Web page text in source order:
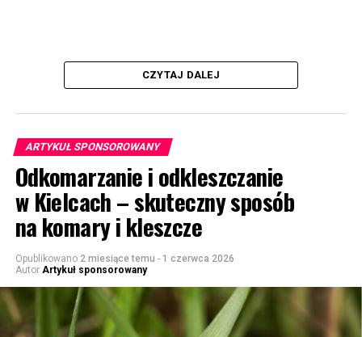
CZYTAJ DALEJ
ARTYKUŁ SPONSOROWANY
Odkomarzanie i odkleszczanie
w Kielcach – skuteczny sposób
na komary i kleszcze
Opublikowano 2 miesiące temu - 1 czerwca 2026
Autor Artykuł sponsorowany